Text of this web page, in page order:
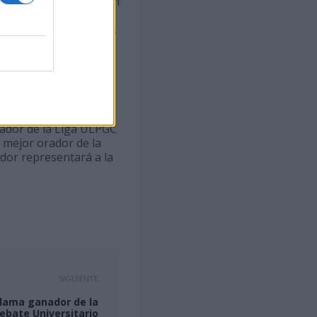
de la ULPGC
de Economía,
la ULPGC, Lluís
y personas que
de la Liga ULPGC
orador de la
representará a la
SIGUIENTE
ganador de la
Universitario